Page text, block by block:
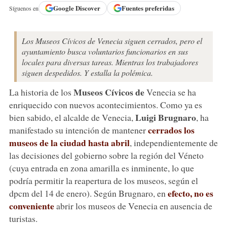
Síguenos en GoogleDiscover Fuentes preferidas
Los Museos Cívicos de Venecia siguen cerrados, pero el
ayuntamiento busca voluntarios funcionarios en sus
locales para diversas tareas. Mientras los trabajadores
siguen despedidos. Y estalla la polémica.
La historia de los Museos Cívicos deVenecia se ha
enriquecido con nuevos acontecimientos. Como ya es
bien sabido, el alcalde de Venecia, Luigi Brugnaro, ha
manifestado su intención de mantenercerrados los
museos de la ciudad hasta abril, independientemente de
las decisiones del gobierno sobre la región del Véneto
(cuya entrada en zona amarilla es inminente, lo que
podría permitir la reapertura de los museos, según el
dpcm del 14 de enero). Según Brugnaro, en efecto, no es
convenienteabrir los museos de Venecia en ausencia de
turistas.